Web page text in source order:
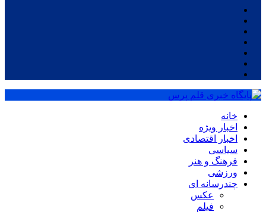
خانه
اخبار ویژه
اخبار اقتصادی
سیاسی
فرهنگ و هنر
ورزشی
چندرسانه ای
عکس
فیلم